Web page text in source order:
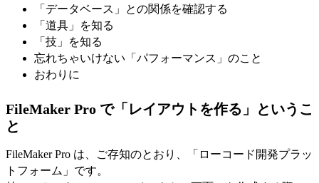
「データベース」との関係を確認する
「道具」を知る
「技」を知る
忘れちゃいけない「パフォーマンス」のこと
おわりに
FileMaker Pro で「レイアウトを作る」というこ
と
FileMaker Pro は、ご存知のとおり、「ローコード開発プラッ
トフォーム」です。